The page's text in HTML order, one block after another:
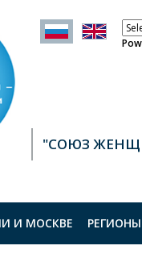
"СОЮЗ
И МОСКВЕ РЕГИОНЫ